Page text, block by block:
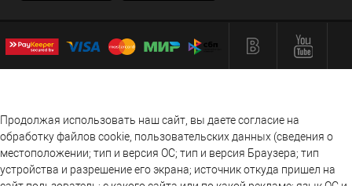
Продолжая использовать наш сайт, вы даете согласие на
обработку файлов cookie, пользовательских данных (сведения о
местоположении; тип и версия ОС; тип и версия Браузера; тип
устройства и разрешение его экрана; источник откуда пришел на